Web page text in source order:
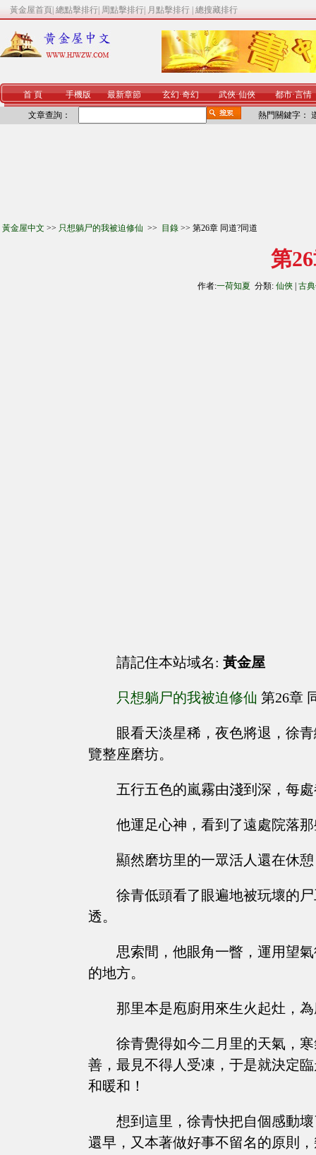
黃金屋首頁 總點擊排行 周點擊排行 月點擊排行 總搜藏排行
首 頁 手機版 最新章節 玄幻·奇幻 武俠·仙俠 都市·言情
文章查詢： 熱門關鍵字：
黃金屋中文 >> 只想躺尸的我被迫修仙 >> 目錄 >> 第26章 同道?同道
第
作者:一荷知夏 分類: 仙俠 古
請記住本站域名: 黃金屋
只想躺尸的我被迫修仙 第26章
眼看天淡星稀，夜色將退，徐
覽整座磨坊。
五行五色的嵐霧由淺到深，每
他運足心神，看到了遠處院落
顯然磨坊里的一眾活人還在休
徐青低頭看了眼遍地被玩壞的
透。
思索間，他眼角一瞥，運用望
的地方。
那里本是庖廚用來生火起灶，
徐青覺得如今二月里的天氣，
善，最見不得人受凍，于是就決定
和暖和！
想到這里，徐青快把自個感動
還早，又本著做好事不留名的原則